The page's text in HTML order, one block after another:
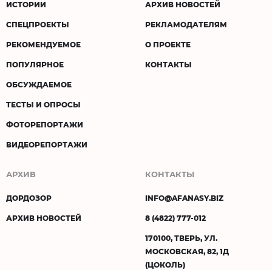
ИСТОРИИ
СПЕЦПРОЕКТЫ
РЕКОМЕНДУЕМОЕ
ПОПУЛЯРНОЕ
ОБСУЖДАЕМОЕ
ТЕСТЫ И ОПРОСЫ
ФОТОРЕПОРТАЖИ
ВИДЕОРЕПОРТАЖИ
АРХИВ НОВОСТЕЙ
РЕКЛАМОДАТЕЛЯМ
О ПРОЕКТЕ
КОНТАКТЫ
АРХИВ
ДОРДОЗОР
АРХИВ НОВОСТЕЙ
КОНТАКТЫ
INFO@AFANASY.BIZ
8 (4822) 777-012
170100, ТВЕРЬ, УЛ.
МОСКОВСКАЯ, 82, 1Д
(ЦОКОЛЬ)